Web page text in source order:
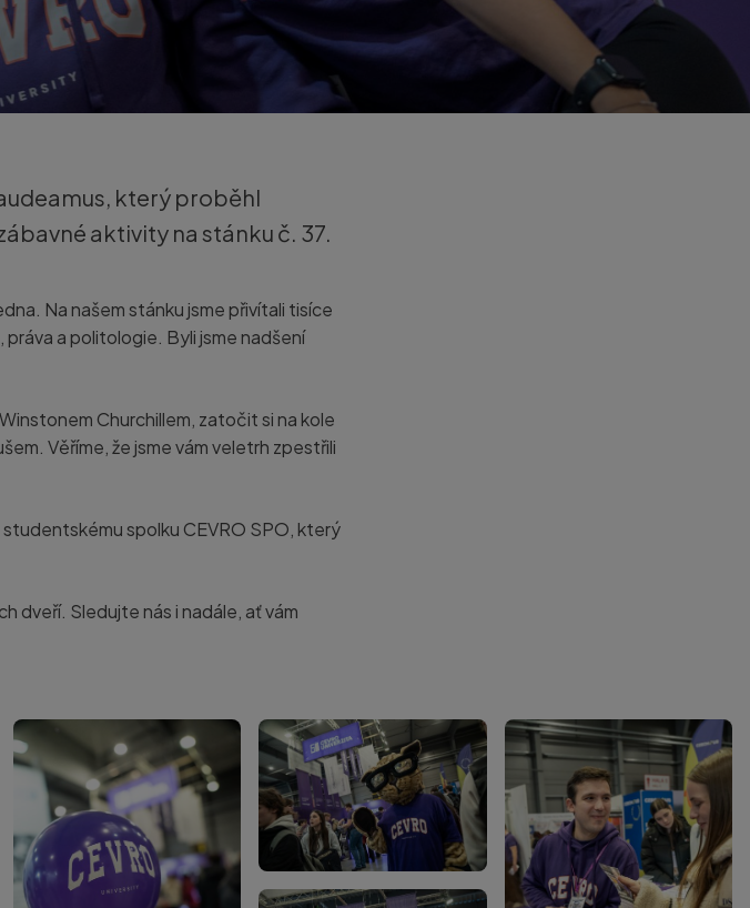
který proběhl
aktivity na stánku č. 37.
Na našem stánku jsme přivítali tisíce
a politologie. Byli jsme nadšení
Churchillem, zatočit si na kole
Věříme, že jsme vám veletrh zpestřili
spolku CEVRO SPO, který
dveří. Sledujte nás i nadále, ať vám